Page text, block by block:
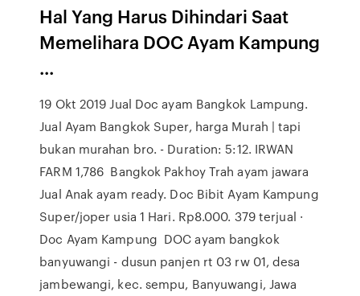
Hal Yang Harus Dihindari Saat
Memelihara DOC Ayam Kampung
...
19 Okt 2019 Jual Doc ayam Bangkok Lampung.
Jual Ayam Bangkok Super, harga Murah | tapi
bukan murahan bro. - Duration: 5:12. IRWAN
FARM 1,786 Bangkok Pakhoy Trah ayam jawara
Jual Anak ayam ready. Doc Bibit Ayam Kampung
Super/joper usia 1 Hari. Rp8.000. 379 terjual ·
Doc Ayam Kampung DOC ayam bangkok
banyuwangi - dusun panjen rt 03 rw 01, desa
jambewangi, kec. sempu, Banyuwangi, Jawa